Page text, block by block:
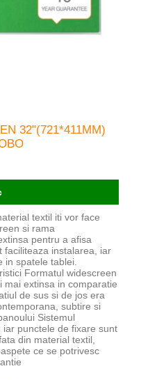
32"(721*411MM)
textil iti vor face
si rama
pentru a afisa
faciliteaza instalarea, iar
in spatele tablei.
Formatul widescreen
mai extinsa in comparatie
de sus si de jos era
subtire si
Sistemul
punctele de fixare sunt
din material textil,
ce se potrivesc